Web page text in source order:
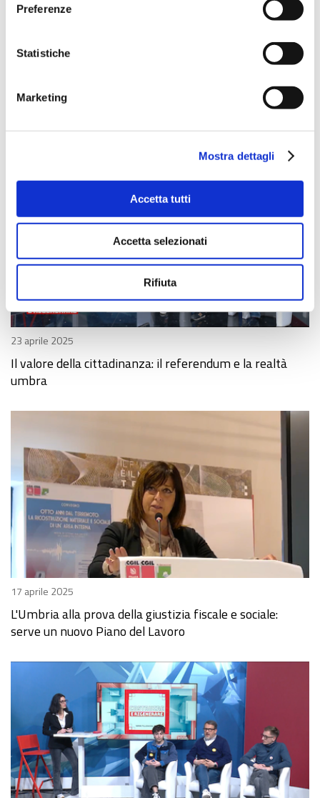
Preferenze
Statistiche
Marketing
Mostra dettagli
Accetta tutti
Accetta selezionati
Rifiuta
24 aprile 2025
Referendum 8-9 giugno: come votare se sei fuorisede
23 aprile 2025
Il valore della cittadinanza: il referendum e la realtà
umbra
17 aprile 2025
L'Umbria alla prova della giustizia fiscale e sociale:
serve un nuovo Piano del Lavoro